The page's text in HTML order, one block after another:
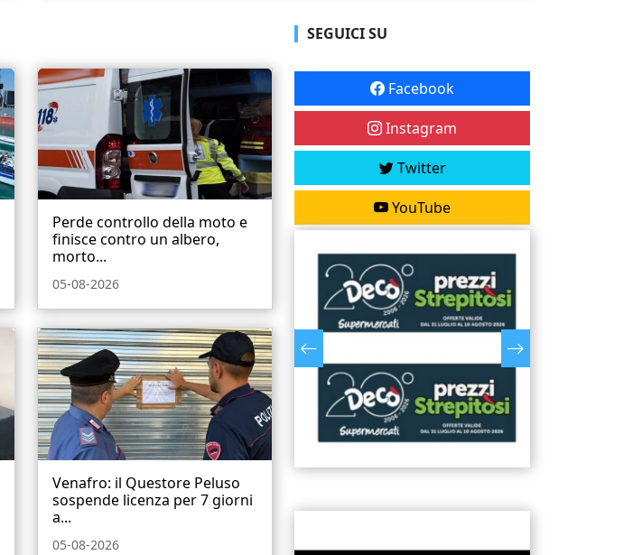
Perde controllo della moto e
finisce contro un albero,
morto...
05-08-2026
Venafro: il Questore Peluso
sospende licenza per 7 giorni
a...
05-08-2026
SEGUICI SU
Facebook
Instagram
Twitter
YouTube